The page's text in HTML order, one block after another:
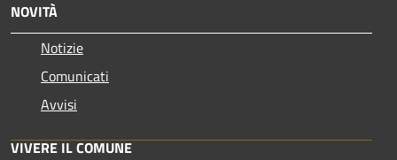
NOVITÀ
Notizie
Comunicati
Avvisi
VIVERE IL COMUNE